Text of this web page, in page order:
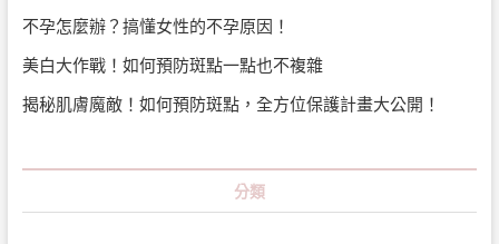
不孕怎麼辦？搞懂女性的不孕原因！
美白大作戰！如何預防斑點一點也不複雜
揭秘肌膚魔敵！如何預防斑點，全方位保護計畫大公開！
分類